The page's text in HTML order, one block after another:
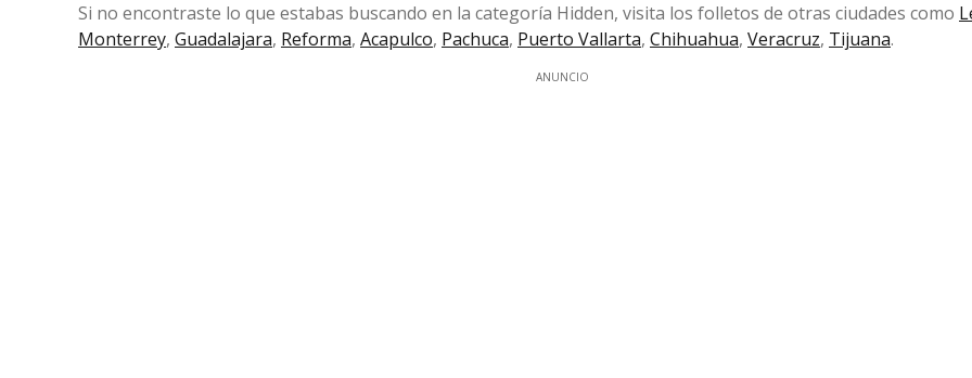
Si no encontraste lo que estabas buscando en la categoría Hidden, visita los folletos de otras ciudades como
Monterrey, Guadalajara, Reforma, Acapulco, Pachuca, Puerto Vallarta, Chihuahua, Veracruz, Tijuana.
ANUNCIO